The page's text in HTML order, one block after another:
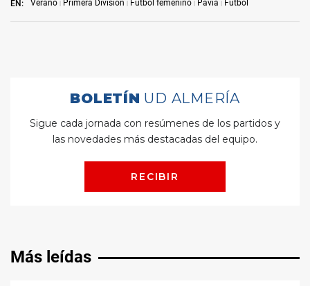
EN: Verano Primera División Fútbol femenino Pavía Fútbol
Más leídas